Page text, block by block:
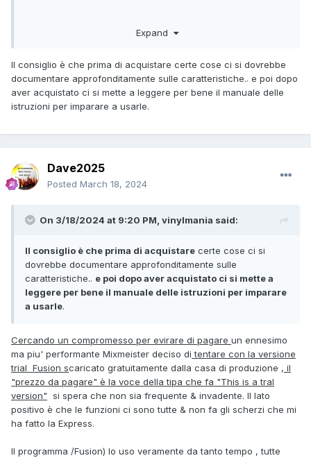
Expand
Il consiglio è che prima di acquistare certe cose ci si dovrebbe
documentare approfonditamente sulle caratteristiche.. e poi dopo
aver acquistato ci si mette a leggere per bene il manuale delle
istruzioni per imparare a usarle.
Dave2025
Posted March 18, 2024
On 3/18/2024 at 9:20 PM, vinylmania said:
Il consiglio è che prima di acquistare certe cose ci si
dovrebbe documentare approfonditamente sulle
caratteristiche.. e poi dopo aver acquistato ci si mette a
leggere per bene il manuale delle istruzioni per imparare
a usarle.
Cercando un compromesso per evirare di pagare un ennesimo
ma piu' performante Mixmeister deciso di tentare con la versione
trial Fusion scaricato gratuitamente dalla casa di produzione , il
"prezzo da pagare" è la voce della tipa che fa "This is a tral
version" si spera che non sia frequente & invadente. Il lato
positivo è che le funzioni ci sono tutte & non fa gli scherzi che mi
ha fatto la Express.
Il programma /Fusion) lo uso veramente da tanto tempo , tutte